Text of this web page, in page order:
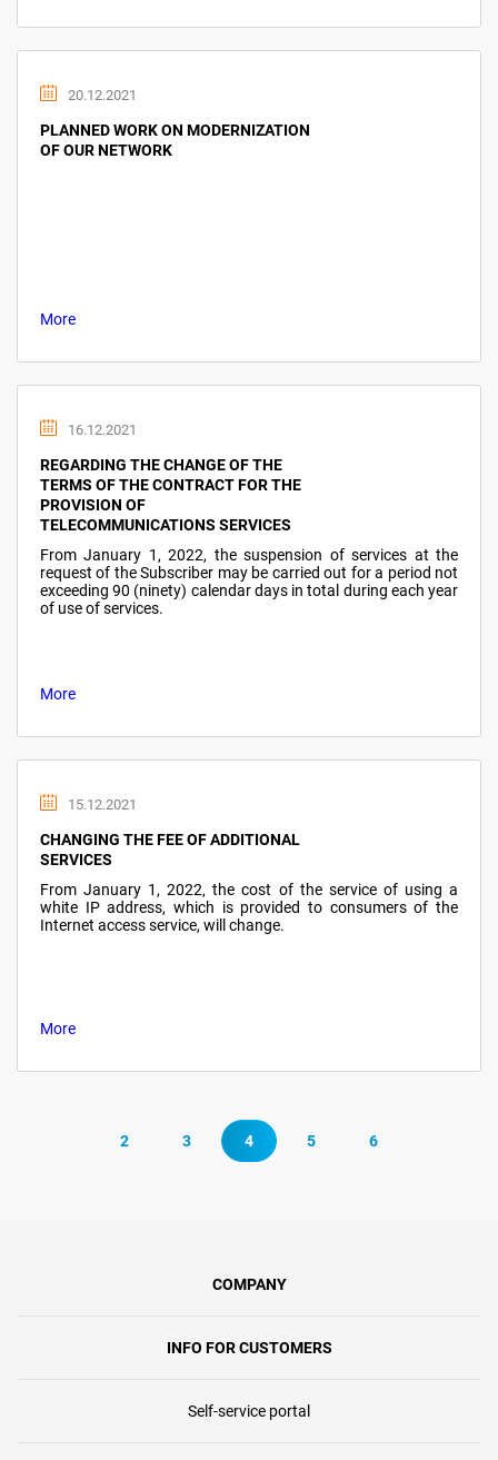
20.12.2021
PLANNED WORK ON MODERNIZATION
OF OUR NETWORK
More
16.12.2021
REGARDING THE CHANGE OF THE
TERMS OF THE CONTRACT FOR THE
PROVISION OF
TELECOMMUNICATIONS SERVICES
From January 1, 2022, the suspension of services at the
request of the Subscriber may be carried out for a period not
exceeding 90 (ninety) calendar days in total during each year
of use of services.
More
15.12.2021
CHANGING THE FEE OF ADDITIONAL
SERVICES
From January 1, 2022, the cost of the service of using a
white IP address, which is provided to consumers of the
Internet access service, will change.
More
2 3 4 5 6
COMPANY
INFO FOR CUSTOMERS
Self-service portal